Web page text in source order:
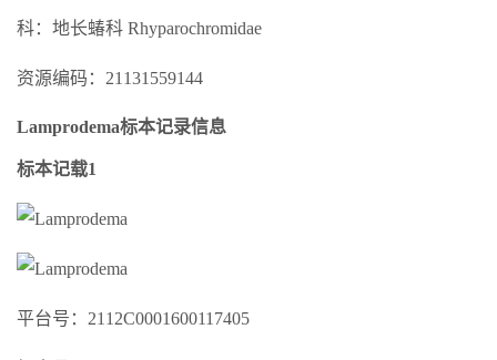
科：地长蝽科 Rhyparochromidae
资源编码：21131559144
Lamprodema标本记录信息
标本记载1
平台号：2112C0001600117405